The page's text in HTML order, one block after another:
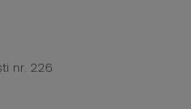
nr. 226